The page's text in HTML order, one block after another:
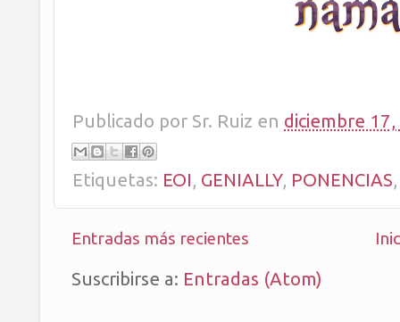
Publicado por Sr. Ruiz en diciembre
Etiquetas: EOI, GENIALLY, PONENCIAS
Entradas más recientes
Suscribirse a: Entradas (Atom)